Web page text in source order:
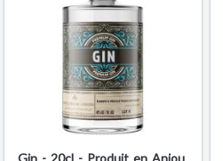
Gin - 20cl - Produit en Anjou